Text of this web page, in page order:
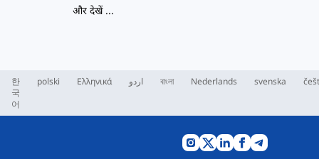
और देखें...
한
국
어
polski Ελληνικά اردو বাংলা Nederlands svenska